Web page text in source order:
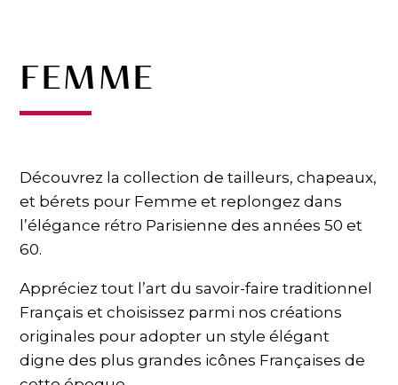
FEMME
Découvrez la collection de tailleurs, chapeaux,
et bérets pour Femme et replongez dans
l’élégance rétro Parisienne des années 50 et
60.
Appréciez tout l’art du savoir-faire traditionnel
Français et choisissez parmi nos créations
originales pour adopter un style élégant
digne des plus grandes icônes Françaises de